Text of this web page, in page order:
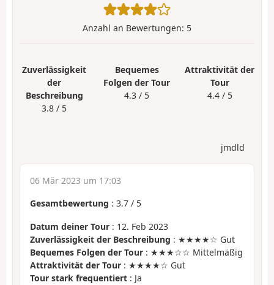
Anzahl an Bewertungen: 5
Zuverlässigkeit
der
Beschreibung
3.8 / 5
Bequemes
Folgen der Tour
4.3 / 5
Attraktivität der
Tour
4.4 / 5
jmdld
06 Mär 2023 um 17:03
Gesamtbewertung : 3.7 / 5
Datum deiner Tour : 12. Feb 2023
Zuverlässigkeit der Beschreibung : ★★★★☆ Gut
Bequemes Folgen der Tour : ★★★☆☆ Mittelmäßig
Attraktivität der Tour : ★★★★☆ Gut
Tour stark frequentiert : Ja